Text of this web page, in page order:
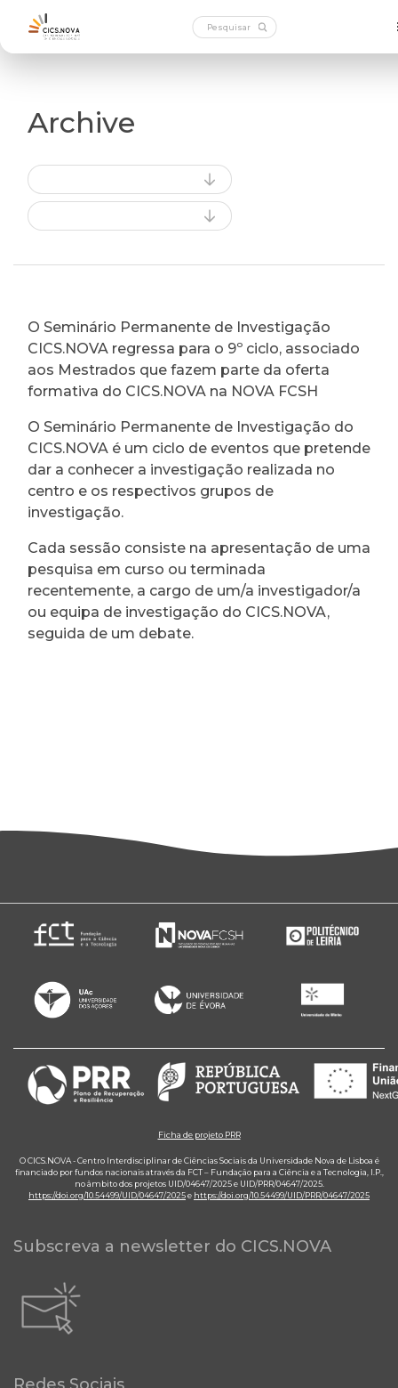
Archive
O Seminário Permanente de Investigação
CICS.NOVA regressa para o 9º ciclo, associado
aos Mestrados que fazem parte da oferta
formativa do CICS.NOVA na NOVA FCSH
O Seminário Permanente de Investigação do
CICS.NOVA é um ciclo de eventos que pretende
dar a conhecer a investigação realizada no
centro e os respectivos grupos de
investigação.
Cada sessão consiste na apresentação de uma
pesquisa em curso ou terminada
recentemente, a cargo de um/a investigador/a
ou equipa de investigação do CICS.NOVA,
seguida de um debate.
Ficha de projeto PRR
O CICS.NOVA - Centro Interdisciplinar de Ciências Sociais da Universidade Nova de Lisboa é
financiado por fundos nacionais através da FCT – Fundação para a Ciência e a Tecnologia, I.P.,
no âmbito dos projetos UID/04647/2025 e UID/PRR/04647/2025.
https://doi.org/10.54499/UID/04647/2025e https://doi.org/10.54499/UID/PRR/04647/2025
Subscreva a newsletter do CICS.NOVA